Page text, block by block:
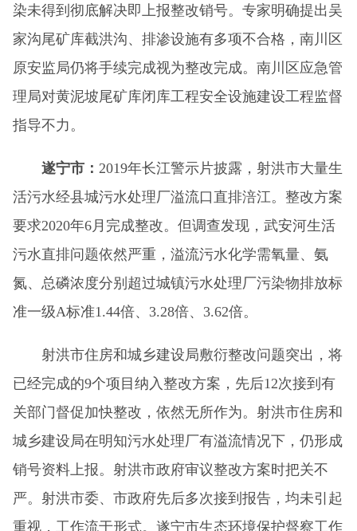
染未得到彻底解决即上报整改销号。专家明确提出吴
家沟尾矿库截洪沟、排渗设施有多项不合格，南川区
原安监局仍将手续完成视为整改完成。南川区应急管
理局对黄泥坡尾矿库闭库工程安全设施建设工程监督
指导不力。
遂宁市： 2019年长江警示片披露，射洪市大量生
活污水经县城污水处理厂溢流口直排涪江。整改方案
要求2020年6月完成整改。但调查发现，武安河生活
污水直排问题依然严重，溢流污水化学需氧量、氨
氮、总磷浓度分别超过城镇污水处理厂污染物排放标
准一级A标准1.44倍、3.28倍、3.62倍。
射洪市住房和城乡建设局敷衍整改问题突出，将
已经完成的9个项目纳入整改方案，先后12次接到有
关部门督促加快整改，依然无所作为。射洪市住房和
城乡建设局在明知污水处理厂有溢流情况下，仍形成
销号资料上报。射洪市政府审议整改方案时把关不
严。射洪市委、市政府先后多次接到报告，均未引起
重视，工作流于形式。遂宁市生态环境保护督察工作